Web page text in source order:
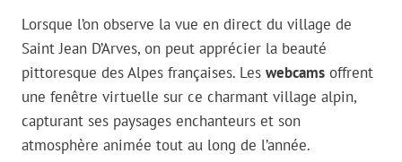
Lorsque l’on observe la vue en direct du village de
Saint Jean D’Arves, on peut apprécier la beauté
pittoresque des Alpes françaises. Les webcams offrent
une fenêtre virtuelle sur ce charmant village alpin,
capturant ses paysages enchanteurs et son
atmosphère animée tout au long de l’année.